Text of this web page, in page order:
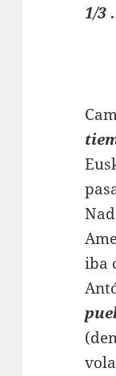
1/3
iba